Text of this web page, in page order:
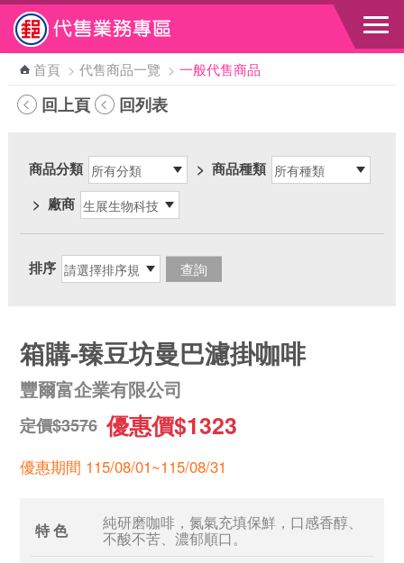
跳到主要內容區塊
首頁 > 代售商品一覽 > 一般代售商品
回上頁 回列表
商品分類 > 商品種類
> 廠商
排序
箱購-臻豆坊曼巴濾掛咖啡
豐爾富企業有限公司
定價$3576 優惠價$1323
優惠期間 115/08/01~115/08/31
特 色 純研磨咖啡，氮氣充填保鮮，口感香醇、
不酸不苦、濃郁順口。